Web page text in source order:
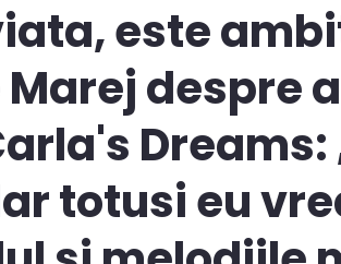
este
despre
Dreams:
totusi eu